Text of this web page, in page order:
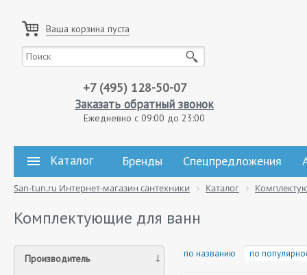
Ваша корзина пуста
+7 (495) 128-50-07
Заказать обратный звонок
Ежедневно с 09:00 до 23:00
Каталог Бренды Спецпредложения
San-tun.ru Интернет-магазин сантехники Каталог
Комплектующие для ванн
Производитель по названию по